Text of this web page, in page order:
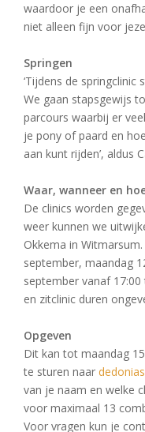
waardoor je een
niet alleen fijn voor
Springen
‘Tijdens de
We gaan stapsgewijs
parcours waarbij er
je pony of paard en
aan kunt rijden’, aldus
Waar, wanneer en
De clinics worden
weer kunnen we
Okkema in
september, maandag
september vanaf
en zitclinic duren
Opgeven
Dit kan tot maandag
te sturen naar
van je naam en welke
voor maximaal 13
Voor vragen kun je